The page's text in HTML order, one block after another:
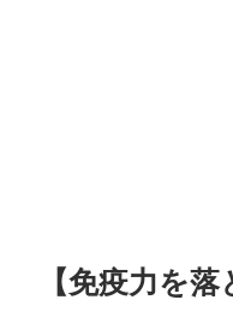
【免疫力を落